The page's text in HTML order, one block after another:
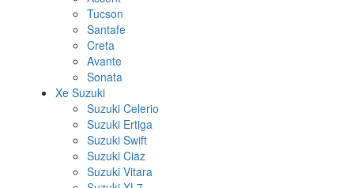
Tucson
Santafe
Creta
Avante
Sonata
Xe Suzuki
Suzuki Celerio
Suzuki Ertiga
Suzuki Swift
Suzuki Ciaz
Suzuki Vitara